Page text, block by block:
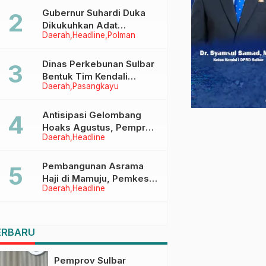
Menggapai Cita-Cita
Daerah Headline Polman
Gubernur Suhardi Duka
Dikukuhkan Adat
Balanipa, Raih Gelar Sulo
Daerah Pasangkayu
Dinas Perkebunan Sulbar
Bentuk Tim Kendali
Internal ICS untuk Dukung
di Pasangkayu
Daerah Headline
Antisipasi Gelombang
Hoaks Agustus, Pemprov
Sulbar Ajak Warga Jaga
Daerah Headline
Pembangunan Asrama
Haji di Mamuju, Pemkesra
dan Kementerian Haji
Pemprov Sulbar